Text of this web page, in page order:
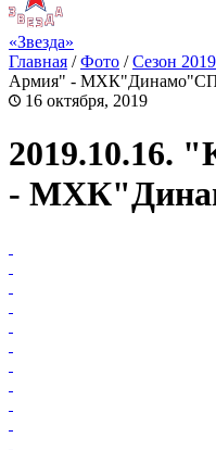
«Звезда»
Главная /Фото /Сезон
Армия" -
16 октября, 2019
2019.10.16.
-